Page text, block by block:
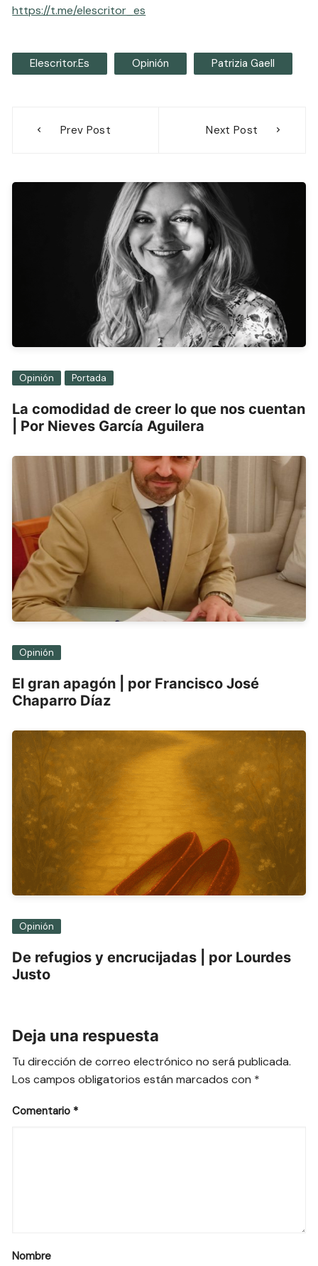
https://t.me/elescritor_es
Elescritor.es Opinión Patrizia Gaell
Prev Post Next Post
Opinión Portada
La comodidad de creer lo que nos cuentan
| Por Nieves García Aguilera
Opinión
El gran apagón | por Francisco José
Chaparro Díaz
Opinión
De refugios y encrucijadas | por Lourdes
Justo
Deja una respuesta
Tu dirección de correo electrónico no será publicada.
Los campos obligatorios están marcados con *
Comentario *
Nombre